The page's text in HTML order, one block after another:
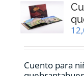
Cuento para